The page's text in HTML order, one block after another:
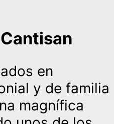
en
y de familia
magnífica